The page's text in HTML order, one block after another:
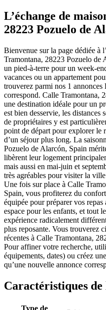
L’échange de
28223 Pozuelo de
Bienvenue sur la page dédiée à
Tramontana, 28223 Pozuelo de
un pied-à-terre pour un week-
vacances ou un appartement
trouverez parmi nos 1
correspond. Calle Tramontana,
une destination idéale pour un
est bien desservie, les distances
de propriétaires y est
point de départ pour explorer le
d’un séjour plus long. La
Pozuelo de Alarcón, Spain
libèrent leur logement
mais aussi en mai-juin et
très agréables pour visiter la
Une fois sur place à Calle
Spain, vous profiterez du
équipée pour préparer vos
espace pour les enfants, et tout
expérience radicalement
plus reposante. Vous trouverez
récentes à Calle Tramontana,
Pour affiner votre recherche,
équipements, dates) ou créez
qu’une nouvelle annonce
Caractéristiques de